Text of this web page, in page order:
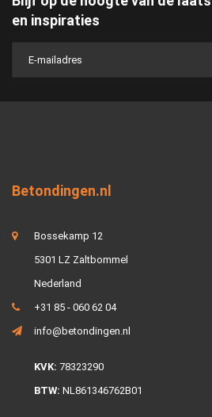
en inspiraties
Betondingen.nl
Bossekamp 12
5301 LZ Zaltbommel
Nederland
+31 85 - 060 62 04
info@betondingen.nl
KVK: 78323290
BTW: NL861346762B01